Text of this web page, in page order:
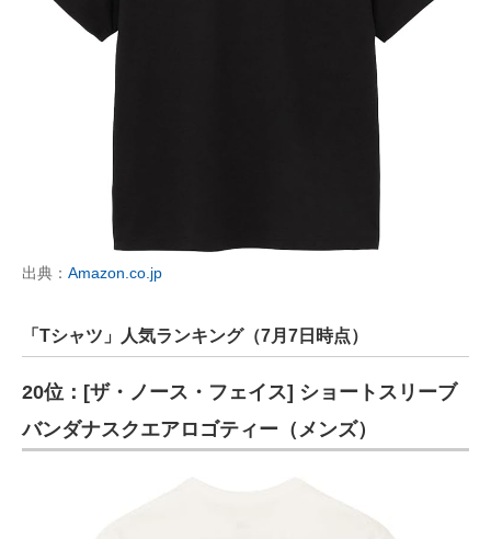
出典： Amazon.co.jp
「Tシャツ」人気ランキング（7月7日時点）
20位：[ザ・ノース・フェイス] ショートスリーブ
バンダナスクエアロゴティー（メンズ）